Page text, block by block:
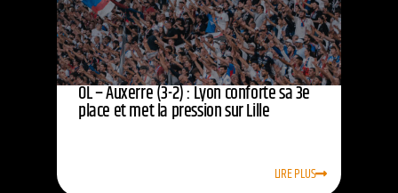
OL – Auxerre (3-2) : Lyon conforte sa 3e
place et met la pression sur Lille
LIRE PLUS